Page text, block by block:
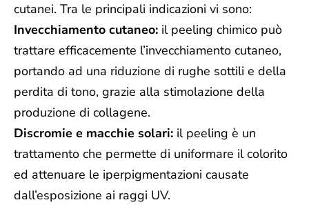
cutanei. Tra le principali indicazioni vi sono:
Invecchiamento cutaneo: il peeling chimico può
trattare efficacemente l’invecchiamento cutaneo,
portando ad una riduzione di rughe sottili e della
perdita di tono, grazie alla stimolazione della
produzione di collagene.
Discromie e macchie solari: il peeling è un
trattamento che permette di uniformare il colorito
ed attenuare le iperpigmentazioni causate
dall’esposizione ai raggi UV.